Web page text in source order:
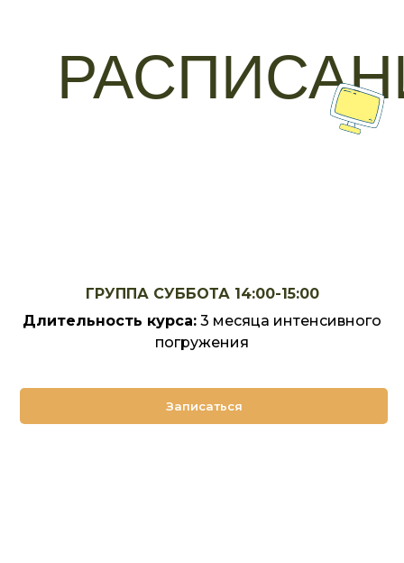
ГРУППА СУББОТА 14:00-15:00
Длительность курса: 3 месяца интенсивного
погружения
Записаться